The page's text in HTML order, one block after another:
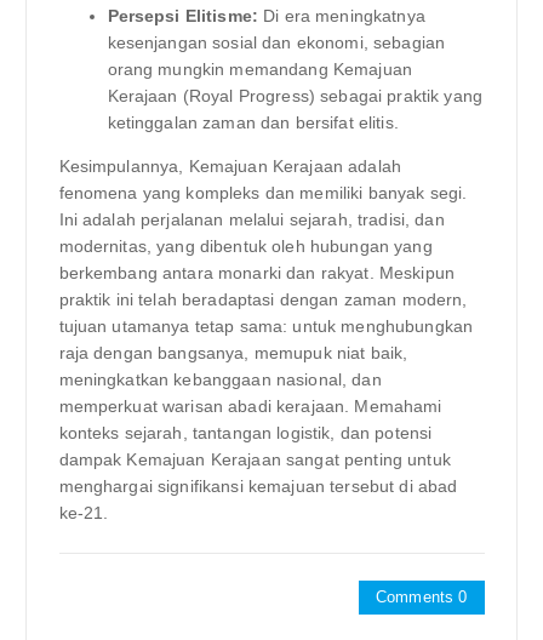
Persepsi Elitisme: Di era meningkatnya
kesenjangan sosial dan ekonomi, sebagian
orang mungkin memandang Kemajuan
Kerajaan (Royal Progress) sebagai praktik yang
ketinggalan zaman dan bersifat elitis.
Kesimpulannya, Kemajuan Kerajaan adalah
fenomena yang kompleks dan memiliki banyak segi.
Ini adalah perjalanan melalui sejarah, tradisi, dan
modernitas, yang dibentuk oleh hubungan yang
berkembang antara monarki dan rakyat. Meskipun
praktik ini telah beradaptasi dengan zaman modern,
tujuan utamanya tetap sama: untuk menghubungkan
raja dengan bangsanya, memupuk niat baik,
meningkatkan kebanggaan nasional, dan
memperkuat warisan abadi kerajaan. Memahami
konteks sejarah, tantangan logistik, dan potensi
dampak Kemajuan Kerajaan sangat penting untuk
menghargai signifikansi kemajuan tersebut di abad
ke-21.
Comments 0